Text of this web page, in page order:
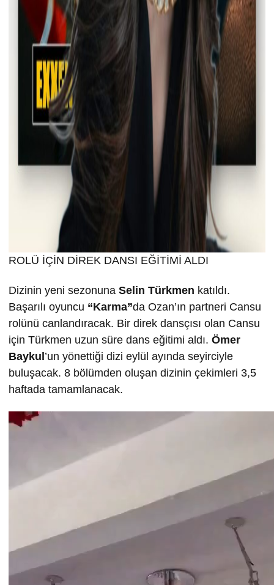
ROLÜ İÇİN DİREK DANSI EĞİTİMİ ALDI
Dizinin yeni sezonuna Selin Türkmen katıldı.
Başarılı oyuncu “Karma”da Ozan’ın partneri Cansu
rolünü canlandıracak. Bir direk dansçısı olan Cansu
için Türkmen uzun süre dans eğitimi aldı. Ömer
Baykul’un yönettiği dizi eylül ayında seyirciyle
buluşacak. 8 bölümden oluşan dizinin çekimleri 3,5
haftada tamamlanacak.